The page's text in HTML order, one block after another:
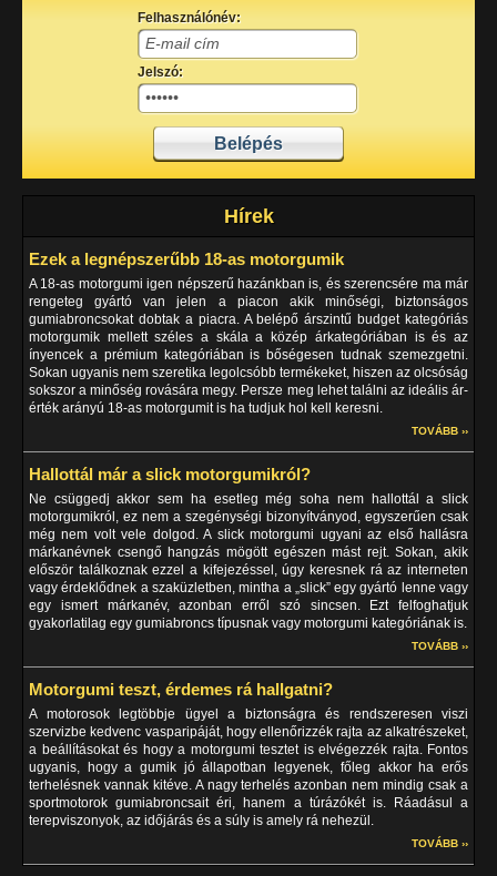
Felhasználónév:
Jelszó:
Hírek
Ezek a legnépszerűbb 18-as motorgumik
A 18-as motorgumi igen népszerű hazánkban is, és szerencsére ma már
rengeteg gyártó van jelen a piacon akik minőségi, biztonságos
gumiabroncsokat dobtak a piacra. A belépő árszintű budget kategóriás
motorgumik mellett széles a skála a közép árkategóriában is és az
ínyencek a prémium kategóriában is bőségesen tudnak szemezgetni.
Sokan ugyanis nem szeretika legolcsóbb termékeket, hiszen az olcsóság
sokszor a minőség rovására megy. Persze meg lehet találni az ideális ár-
érték arányú 18-as motorgumit is ha tudjuk hol kell keresni.
TOVÁBB ››
Hallottál már a slick motorgumikról?
Ne csüggedj akkor sem ha esetleg még soha nem hallottál a slick
motorgumikról, ez nem a szegénységi bizonyítványod, egyszerűen csak
még nem volt vele dolgod. A slick motorgumi ugyani az első hallásra
márkanévnek csengő hangzás mögött egészen mást rejt. Sokan, akik
először találkoznak ezzel a kifejezéssel, úgy keresnek rá az interneten
vagy érdeklődnek a szaküzletben, mintha a „slick” egy gyártó lenne vagy
egy ismert márkanév, azonban erről szó sincsen. Ezt felfoghatjuk
gyakorlatilag egy gumiabroncs típusnak vagy motorgumi kategóriának is.
TOVÁBB ››
Motorgumi teszt, érdemes rá hallgatni?
A motorosok legtöbbje ügyel a biztonságra és rendszeresen viszi
szervizbe kedvenc vasparipáját, hogy ellenőrizzék rajta az alkatrészeket,
a beállításokat és hogy a motorgumi tesztet is elvégezzék rajta. Fontos
ugyanis, hogy a gumik jó állapotban legyenek, főleg akkor ha erős
terhelésnek vannak kitéve. A nagy terhelés azonban nem mindig csak a
sportmotorok gumiabroncsait éri, hanem a túrázókét is. Ráadásul a
terepviszonyok, az időjárás és a súly is amely rá nehezül.
TOVÁBB ››